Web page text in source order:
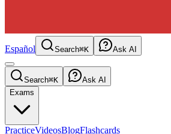
Español Search⌘K Ask AI
Search⌘K
Ask AI
Exams
PracticeVideosBlogFlashcards